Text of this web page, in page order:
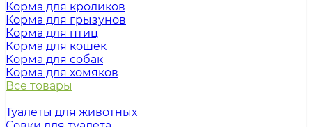
Корма для кроликов
Корма для грызунов
Корма для птиц
Корма для кошек
Корма для собак
Корма для хомяков
Все товары
Туалеты для животных